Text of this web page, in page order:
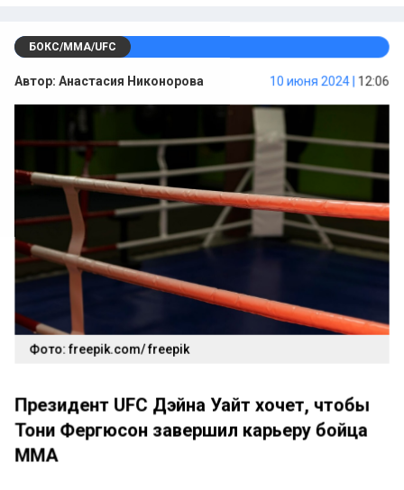
БОКС/ММА/UFC
Автор: Анастасия Никонорова 10 июня 2024 | 12:06
Фото: freepik.com/ freepik
Президент UFC Дэйна Уайт хочет, чтобы
Тони Фергюсон завершил карьеру бойца
ММА